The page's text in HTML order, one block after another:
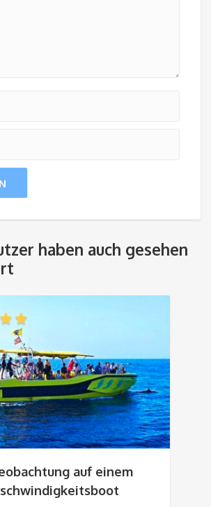
haben auch gesehen
auf einem